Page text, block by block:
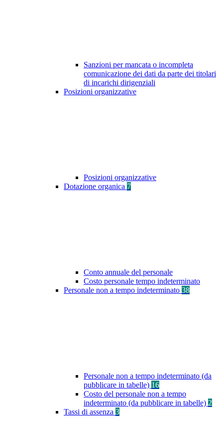
Sanzioni per mancata o incompleta
comunicazione dei dati da parte dei titolari
di incarichi dirigenziali
Posizioni organizzative
Posizioni organizzative
Dotazione organica 7
Conto annuale del personale
Costo personale tempo indeterminato
Personale non a tempo indeterminato 38
Personale non a tempo indeterminato (da
pubblicare in tabelle) 16
Costo del personale non a tempo
indeterminato (da pubblicare in tabelle) 2
Tassi di assenza 3